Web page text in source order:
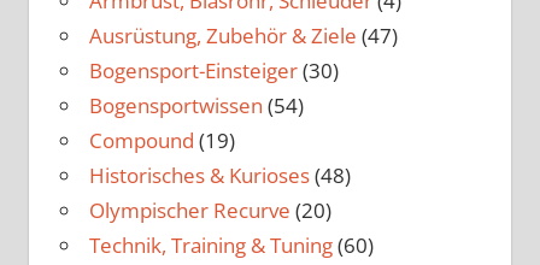
Ausrüstung, Zubehör & Ziele (47)
Bogensport-Einsteiger(30)
Bogensportwissen (54)
Compound (19)
Historisches & Kurioses(48)
Olympischer Recurve (20)
Technik, Training & Tuning(60)